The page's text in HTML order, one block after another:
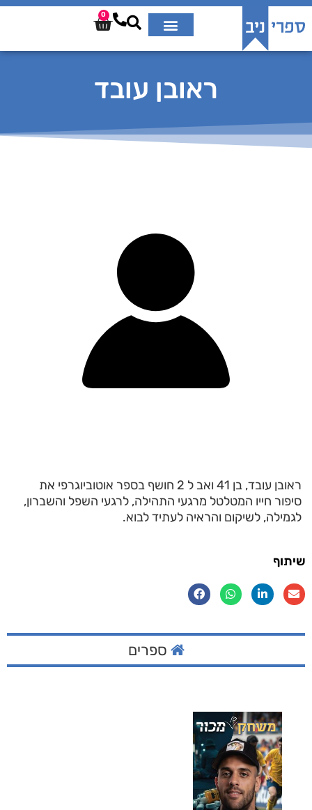
0
ראובן עובד
ראובן עובד, בן 41 ואב ל 2 חושף בספר אוטוביוגרפי את
סיפור חייו המטלטל מרגעי התהילה, לרגעי השפל והשברון,
לגמילה, לשיקום והראיה לעתיד לבוא.
שיתוף
ספרים